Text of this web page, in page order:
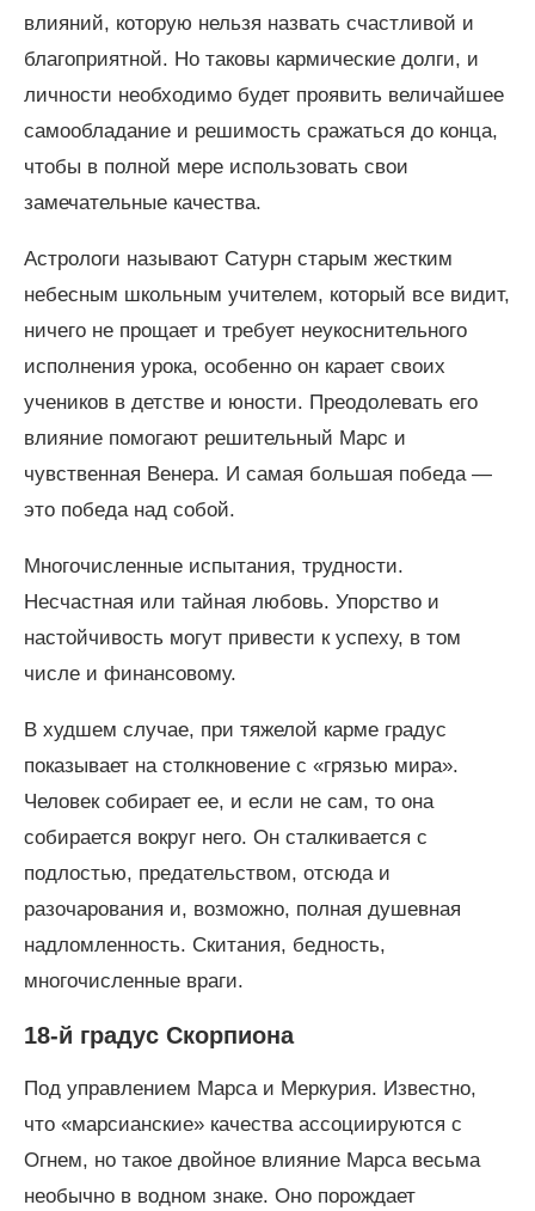
влияний, которую нельзя назвать счастливой и
благоприятной. Но таковы кармические долги, и
личности необходимо будет проявить величайшее
самообладание и решимость сражаться до конца,
чтобы в полной мере использовать свои
замечательные качества.
Астрологи называют Сатурн старым жестким
небесным школьным учителем, который все видит,
ничего не прощает и требует неукоснительного
исполнения урока, особенно он карает своих
учеников в детстве и юности. Преодолевать его
влияние помогают решительный Марс и
чувственная Венера. И самая большая победа —
это победа над собой.
Многочисленные испытания, трудности.
Несчастная или тайная любовь. Упорство и
настойчивость могут привести к успеху, в том
числе и финансовому.
В худшем случае, при тяжелой карме градус
показывает на столкновение с «грязью мира».
Человек собирает ее, и если не сам, то она
собирается вокруг него. Он сталкивается с
подлостью, предательством, отсюда и
разочарования и, возможно, полная душевная
надломленность. Скитания, бедность,
многочисленные враги.
18-й градус Скорпиона
Под управлением Марса и Меркурия. Известно,
что «марсианские» качества ассоциируются с
Огнем, но такое двойное влияние Марса весьма
необычно в водном знаке. Оно порождает